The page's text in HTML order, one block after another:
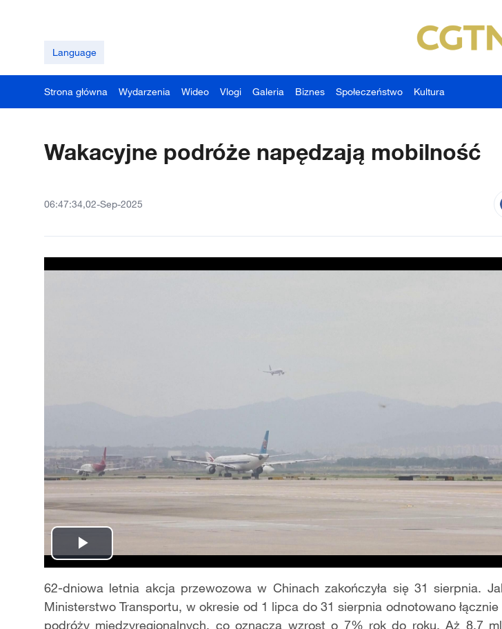
Language
Strona główna Wydarzenia Wideo Vlogi Galeria Biznes Społeczeństwo Kultura
Wakacyjne podróże napędzają mobilność
06:47:34,02-Sep-2025
Play
Video
62-dniowa letnia akcja przewozowa w Chinach zakończyła się 31 sierpnia.
Ministerstwo Transportu, w okresie od 1 lipca do 31 sierpnia odnotowano
podróży międzyregionalnych, co oznacza wzrost o 7% rok do roku. Aż 8,7